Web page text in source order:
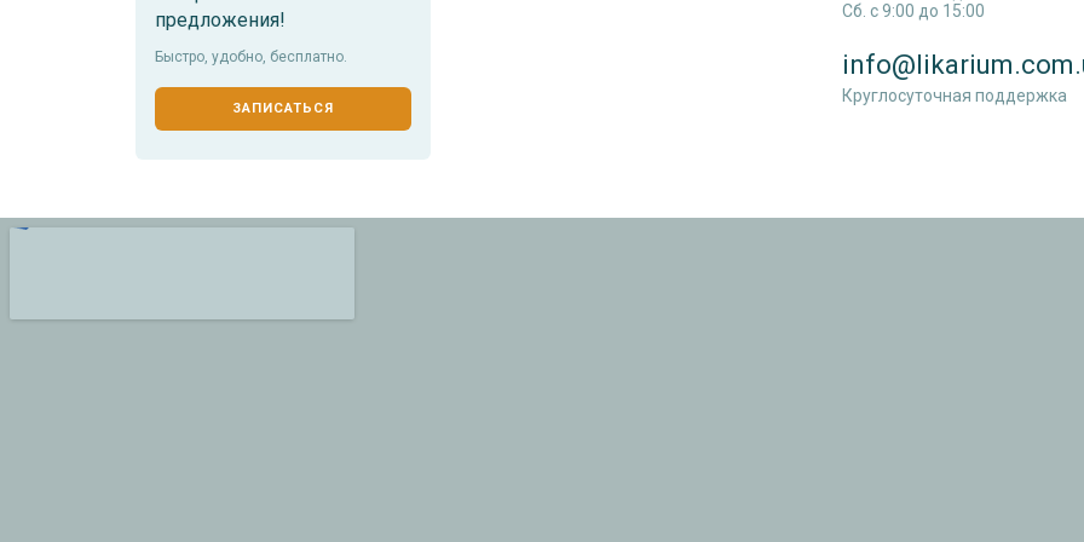
предложения!
Быстро, удобно, бесплатно.
ЗАПИСАТЬСЯ
Сб. c 9:00 до 15:00
Круглосуточная поддержка